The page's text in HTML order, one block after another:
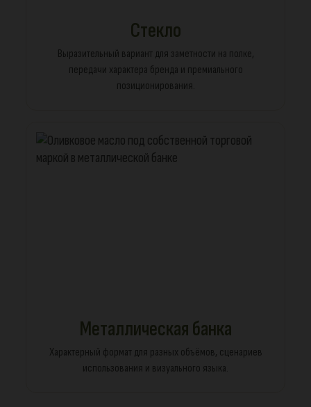
Стекло
Выразительный вариант для заметности на полке,
передачи характера бренда и премиального
позиционирования.
Металлическая банка
Характерный формат для разных объёмов, сценариев
использования и визуального языка.